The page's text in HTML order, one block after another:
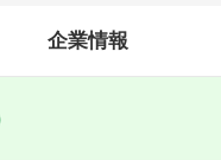
企業情報